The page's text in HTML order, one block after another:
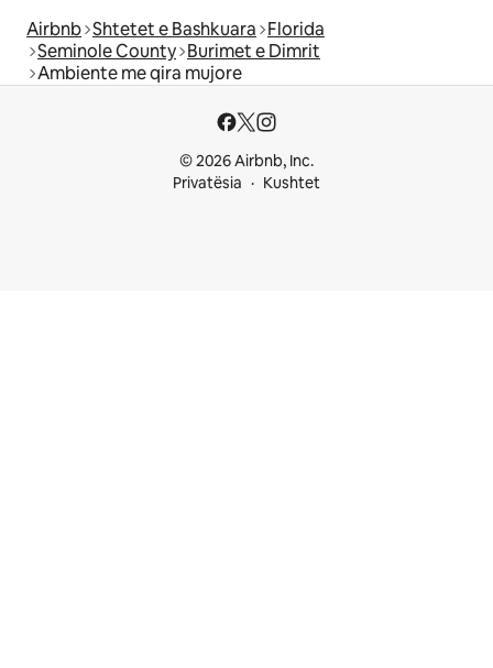
Airbnb Shtetet e Bashkuara Florida
Seminole County Burimet e Dimrit
Ambiente me qira mujore
© 2026 Airbnb, Inc.
Privatësia
Kushtet